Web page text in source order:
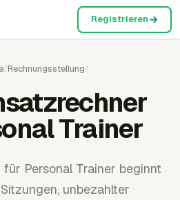
Registrieren
/Rechnungsstellung/
Trainer
Personal Trainer beginnt
unbezahlter